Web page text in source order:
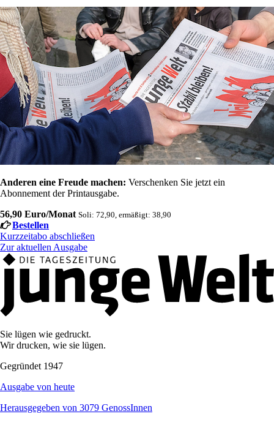
Anderen eine Freude machen: Verschenken Sie jetzt ein
Abonnement der Printausgabe.
56,90 Euro/Monat Soli: 72,90, ermäßigt: 38,90
Bestellen
Kurzzeitabo abschließen
Zur aktuellen Ausgabe
Sie lügen wie gedruckt.
Wir drucken, wie sie lügen.
Gegründet 1947
Ausgabe von heute
Herausgegeben von 3079 GenossInnen